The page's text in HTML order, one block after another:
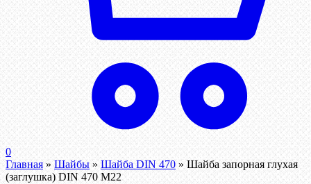
0
Главная » Шайбы » Шайба DIN 470 » Шайба запорная глухая
(заглушка) DIN 470 М22